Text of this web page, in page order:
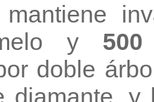
y
doble
diamante,